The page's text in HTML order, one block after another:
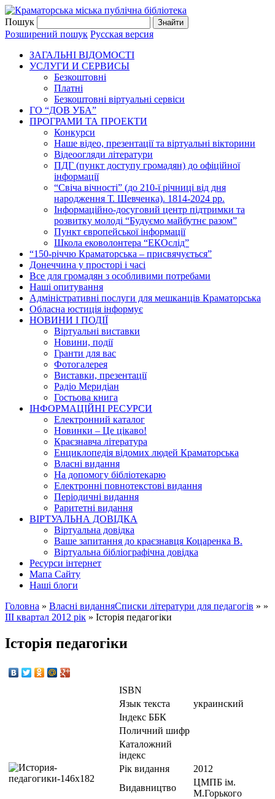
Пошук
Розширений пошук Русская версия
ЗАГАЛЬНI ВIДОМОСТI
УСЛУГИ И СЕРВИСЫ
Безкоштовнi
Платні
Безкоштовні віртуальні сервіси
ГО “ДОВ УБА”
ПРОГРАМИ ТА ПРОЕКТИ
Конкурси
Наше відео, презентації та віртуальні вікторини
Відеоогляди літератури
ПДГ (пункт доступу громадян) до офіційної
інформації
“Свіча вічності” (до 210-ї річниці від дня
народження Т. Шевченка). 1814-2024 рр.
Інформаційно-досуговий центр підтримки та
розвитку молоді “Будуємо майбутнє разом”
Пункт європейської інформації
Школа ековолонтера “ЕКОслід”
“150-річчю Краматорська – присвячується”
Донеччина у просторі і часі
Все для громадян з особливими потребами
Наші опитування
Адміністративні послуги для мешканців Краматорська
Обласна юстиція інформує
НОВИНИ I ПОДIЇ
Вiртуальнi виставки
Новини, подiї
Гранти для вас
Фотогалерея
Виставки, презентації
Радіо Меридіан
Гостьова книга
IНФОРМАЦIЙНI РЕСУРСИ
Електронний каталог
Новинки – Це цiкаво!
Краєзнавча література
Енциклопедія відомих людей Краматорська
Власнi видання
На допомогу бібліотекарю
Електронні повнотекстові видання
Періодичні видання
Раритетні видання
ВIРТУАЛЬНА ДОВIДКА
Вiртуальна довiдка
Ваше запитання до краєзнавця Коцаренка В.
Вiртуальна бiблiографiчна довiдка
Ресурси інтернет
Мапа Сайту
Наші блоги
Головна » Власнi виданняСписки літератури для педагогів » »
III квартал 2012 рік » Історія педагогіки
Історія педагогіки
ISBN
Язык текста
украинский
Iндекс ББК
Поличний шифр
Каталожний
індекс
Рік видання
2012
Видавництво
ЦМПБ ім.
М.Горького